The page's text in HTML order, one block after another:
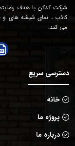
شرکت کدکن با هدف
کاذب ، نمای شیشه های
می کند.
دسترسی سریع
خانه
پروژه ما
درباره ما